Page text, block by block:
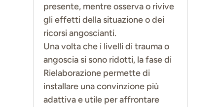
presente, mentre osserva o rivive
gli effetti della situazione o dei
ricorsi angoscianti.
Una volta che i livelli di trauma o
angoscia si sono ridotti, la fase di
Rielaborazione permette di
installare una convinzione più
adattiva e utile per affrontare